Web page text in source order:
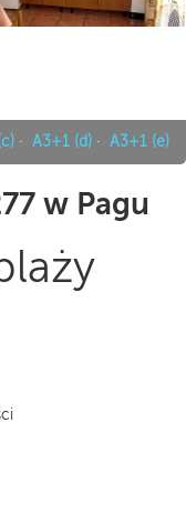
· A3+1 (d) · A3+1 (e)
w Pagu